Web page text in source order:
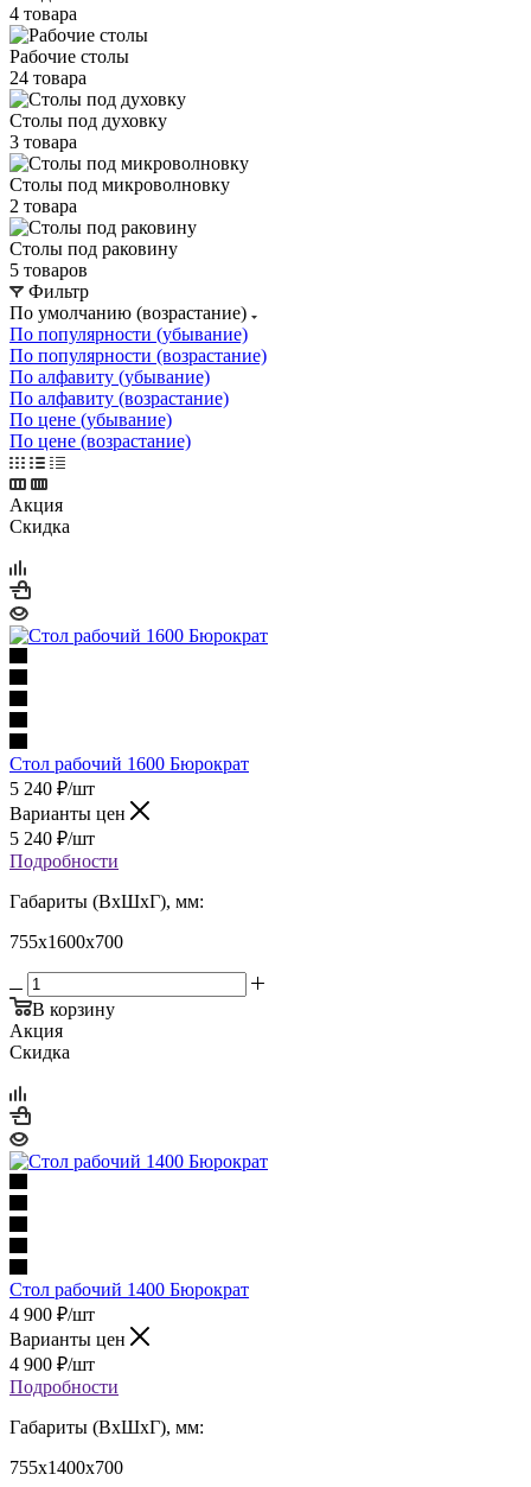
4 товара
Рабочие столы
24 товара
Столы под духовку
3 товара
Столы под микроволновку
2 товара
Столы под раковину
5 товаров
Фильтр
По умолчанию (возрастание)
По популярности (убывание)
По популярности (возрастание)
По алфавиту (убывание)
По алфавиту (возрастание)
По цене (убывание)
По цене (возрастание)
Акция
Скидка
Стол рабочий 1600 Бюрократ
5 240 ₽/шт
Варианты цен
5 240 ₽/шт
Подробности
Габариты (ВхШхГ), мм:
755х1600х700
В корзину
Акция
Скидка
Стол рабочий 1400 Бюрократ
4 900 ₽/шт
Варианты цен
4 900 ₽/шт
Подробности
Габариты (ВхШхГ), мм:
755х1400х700